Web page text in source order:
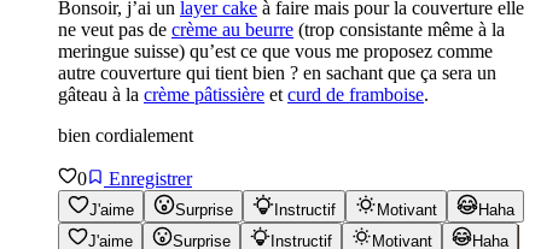
Bonsoir, j’ai un layer cake à faire mais pour la couverture elle
ne veut pas de crème au beurre (trop consistante même à la
meringue suisse) qu’est ce que vous me proposez comme
autre couverture qui tient bien ? en sachant que ça sera un
gâteau à la crème pâtissière et curd de framboise.
bien cordialement
0 Enregistrer
J'aime Surprise Instructif Motivant
Haha
J'aime
Surprise Instructif Motivant
Haha